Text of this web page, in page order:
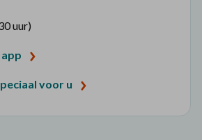
uur)
voor u